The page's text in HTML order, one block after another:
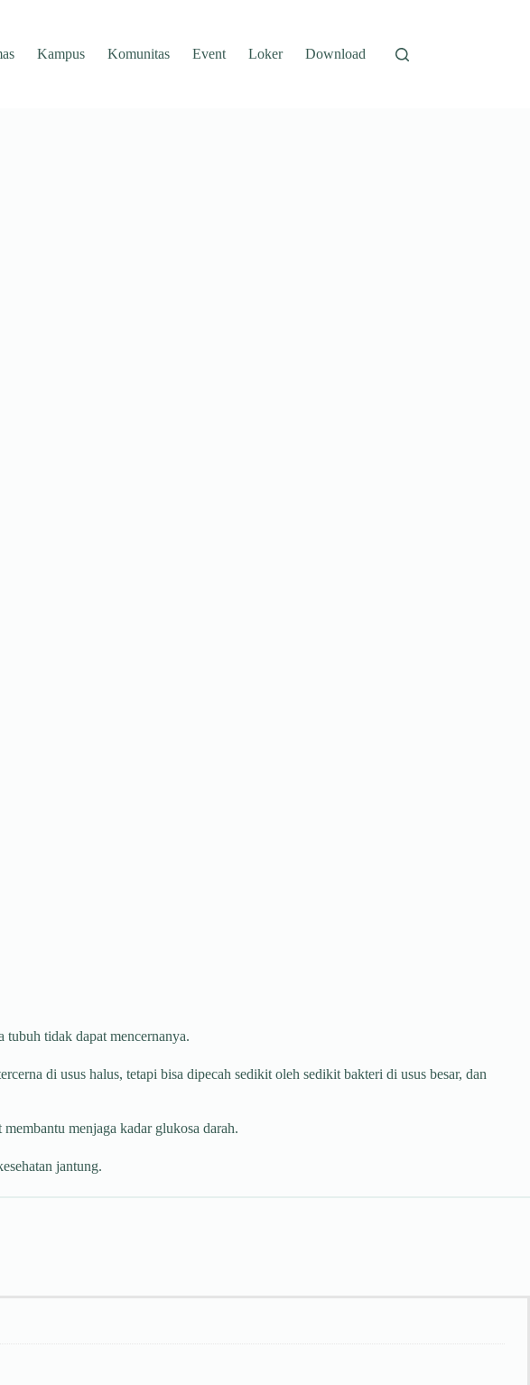
Kampus Komunitas Event Loker Download
tubuh tidak dapat mencernanya.
di usus halus, tetapi bisa dipecah sedikit oleh sedikit bakteri di usus besar, dan
menjaga kadar glukosa darah.
jantung.